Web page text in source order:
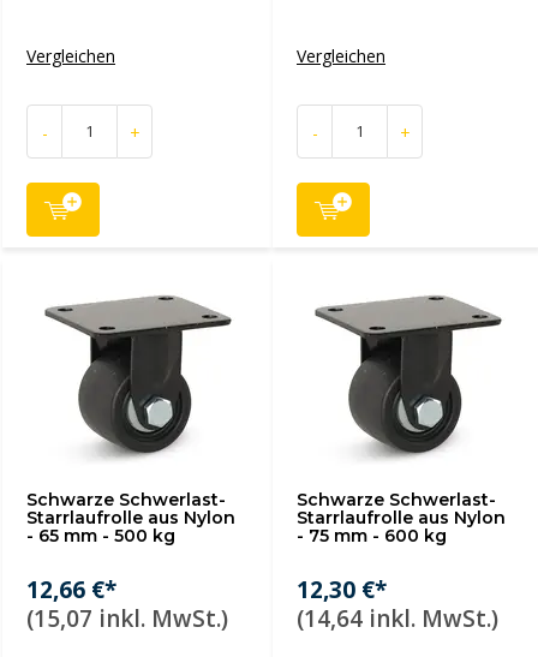
Vergleichen
- +
Vergleichen
- +
Schwarze Schwerlast-
Starrlaufrolle aus Nylon
- 65 mm - 500 kg
12,66 €*
(15,07 inkl. MwSt.)
Schwarze Schwerlast-
Starrlaufrolle aus Nylon
- 75 mm - 600 kg
12,30 €*
(14,64 inkl. MwSt.)